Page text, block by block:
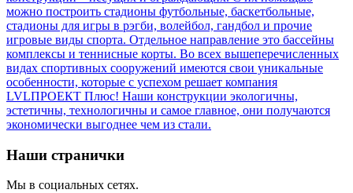
Наши странички
Мы в социальных сетях.